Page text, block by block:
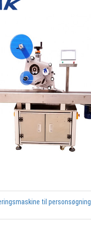
til personsøgning